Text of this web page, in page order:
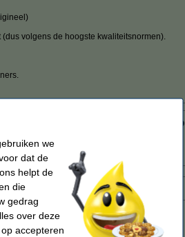
volgens de hoogste kwaliteitsnormen).
8718237013749
Nummer:
i.p.v. de Brother-uitvoering.
we
dat de
helpt de
die
gedrag
over deze
accepteren